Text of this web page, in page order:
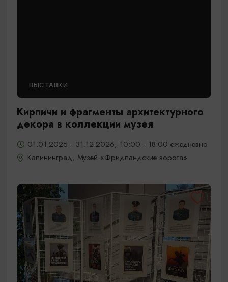
ВЫСТАВКИ
Кирпичи и фрагменты архитектурного
декора в коллекции музея
01.01.2025 - 31.12.2026, 10:00 - 18:00 ежедневно
Калининград, Музей «Фридландские ворота»